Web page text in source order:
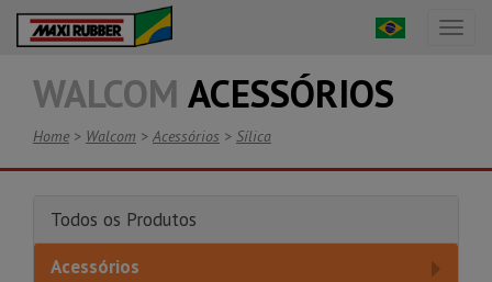
WALCOM ACESSÓRIOS
Home > Walcom > Acessórios > Sílica
Todos os Produtos
Acessórios